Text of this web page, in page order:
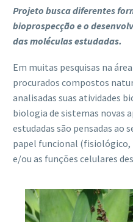
Projeto busca diferentes
bioprospecção e o
das moléculas estudadas.
Em muitas pesquisas na
procurados compostos
analisadas suas atividades
biologia de sistemas novas
estudadas são pensadas ao
papel funcional
e/ou as funções celulares